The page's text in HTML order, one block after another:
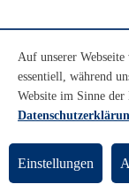
Auf unserer
essentiell, während
Website im Sinne
Einstellungen